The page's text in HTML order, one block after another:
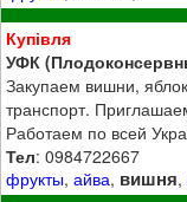
Купівля
УФК
Закупаем вишни,
транспорт.
Работаем по всей
Тел: 0984722667
фрукты,айва, вишня,